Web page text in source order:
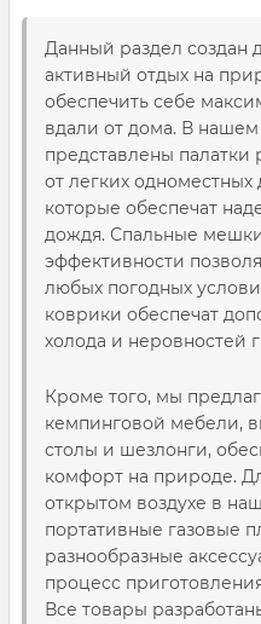
Данный раздел создан
активный отдых на
обеспечить себе
вдали от дома. В
представлены палатки
от легких
которые обеспечат
дождя. Спальные
эффективности
любых погодных
коврики обеспечат
холода и неровностей
Кроме того, мы
кемпинговой мебели,
столы и шезлонги,
комфорт на природе.
открытом воздухе в
портативные газовые
разнообразные
процесс
Все товары